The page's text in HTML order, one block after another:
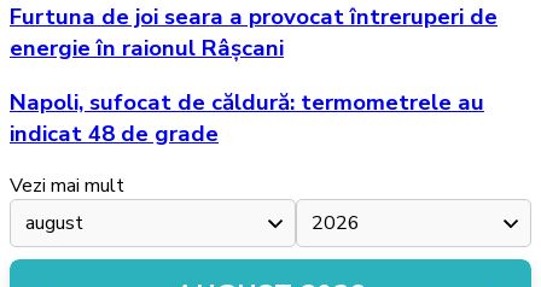
Furtuna de joi seara a provocat întreruperi de
energie în raionul Râșcani
Napoli, sufocat de căldură: termometrele au
indicat 48 de grade
Vezi mai mult